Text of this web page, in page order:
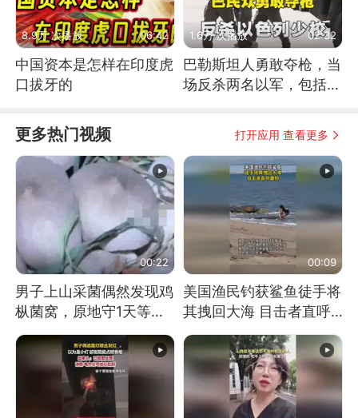
8.9万 次播放 06:42
中国资本是怎样在印度虎
口拔牙的
1.6万 次播放 02:32
巴勒斯坦人勇敢夺枪，当
场反杀两名以军，包括一
更多热门视频 打开应用 查看更多
00:22
男子上山采菌偶然发现鸡
枞菌窝，原地守1天等它
长大：挖了140多朵
00:09
美国渔民钓获鲨鱼徒手将
其拽回大海 目击者直呼
震惊 （视频来源：参考
消息）